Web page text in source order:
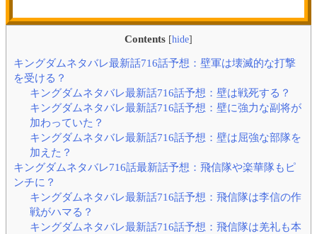
Contents [hide]
キングダムネタバレ最新話716話予想：壁軍は壊滅的な打撃
を受ける？
キングダムネタバレ最新話716話予想：壁は戦死する？
キングダムネタバレ最新話716話予想：壁に強力な副将が
加わっていた？
キングダムネタバレ最新話716話予想：壁は屈強な部隊を
加えた？
キングダムネタバレ716話最新話予想：飛信隊や楽華隊もピ
ンチに？
キングダムネタバレ最新話716話予想：飛信隊は李信の作
戦がハマる？
キングダムネタバレ最新話716話予想：飛信隊は羌礼も本